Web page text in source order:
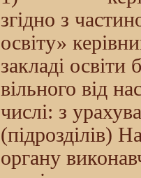
згідно з
освіту»
закладі освіти
вільного від
числі: з
(підрозділів)
органу